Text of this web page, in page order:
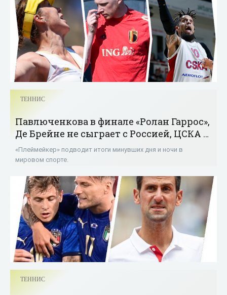
ТЕННИС
Павлюченкова в финале «Ролан Гаррос»,
Де Брейне не сыграет с Россией, ЦСКА —
чемпион Единой лиги ВТБ - «Теннис»
«Плеймейкер» подводит итоги минувших дня и ночи в
мировом спорте.
ТЕННИС